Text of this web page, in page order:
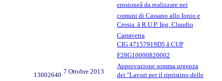
erosioneâ da realizzare nei
comuni di Cassano allo Ionio e
Crosia. â R.U.P. Ing. Claudio
Carravetta
CIG 47157919D5 â CUP
F28G10000820002
13002640 7 Ottobre 2013
Approvazione somma urgenza
dei "Lavori per il ripristino delle